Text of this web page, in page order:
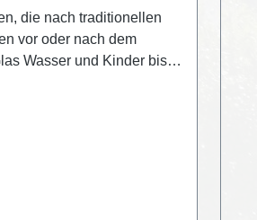
die nach traditionellen
vor oder nach dem
Wasser und Kinder bis 5
30 Tage.